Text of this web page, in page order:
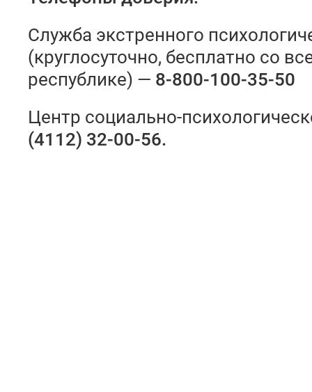
Служба экстренного
(круглосуточно, бесплатно со
республике) — 8-800-100-35-50
Центр социально-
(4112) 32-00-56.